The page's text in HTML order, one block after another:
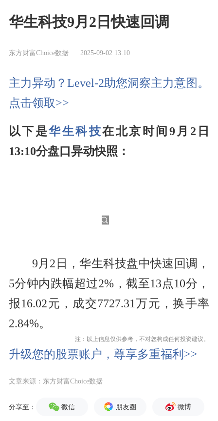
华生科技9月2日快速回调
东方财富Choice数据 2025-09-02 13:10
主力异动？Level-2助您洞察主力意图。
点击领取>>
以下是华生科技在北京时间9月2日
13:10分盘口异动快照：
9月2日，华生科技盘中快速回调，
5分钟内跌幅超过2%，截至13点10分，
报16.02元，成交7727.31万元，换手率
2.84%。
注：以上信息仅供参考，不对您构成任何投资建议。
升级您的股票账户，尊享多重福利>>
文章来源：东方财富Choice数据
分享至： 微信 朋友圈 微博